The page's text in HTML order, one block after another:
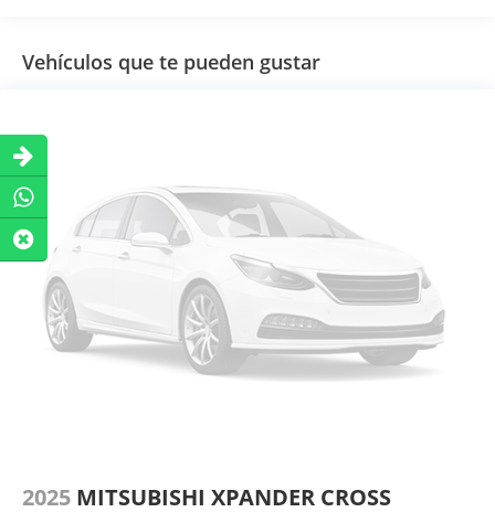
Vehículos que te pueden gustar
2025 MITSUBISHI XPANDER CROSS